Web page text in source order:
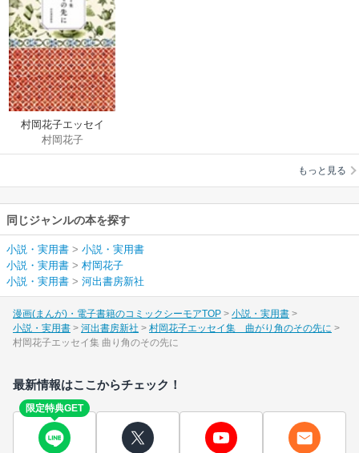
村岡花子エッセイ
集 曲がり角のその
先に
村岡花子
もっと見る
同じジャンルの本を探す
小説・実用書 > 小説・実用書
小説・実用書 > 村岡花子
小説・実用書 > 河出書房新社
漫画(まんが)・電子書籍のコミックシーモアTOP
小説・実用書
小説・実用書
河出書房新社
村岡花子エッセイ集 曲がり角のその先に
村岡花子エッセイ集 曲り角のその先に
最新情報はここからチェック！
限定特典GET